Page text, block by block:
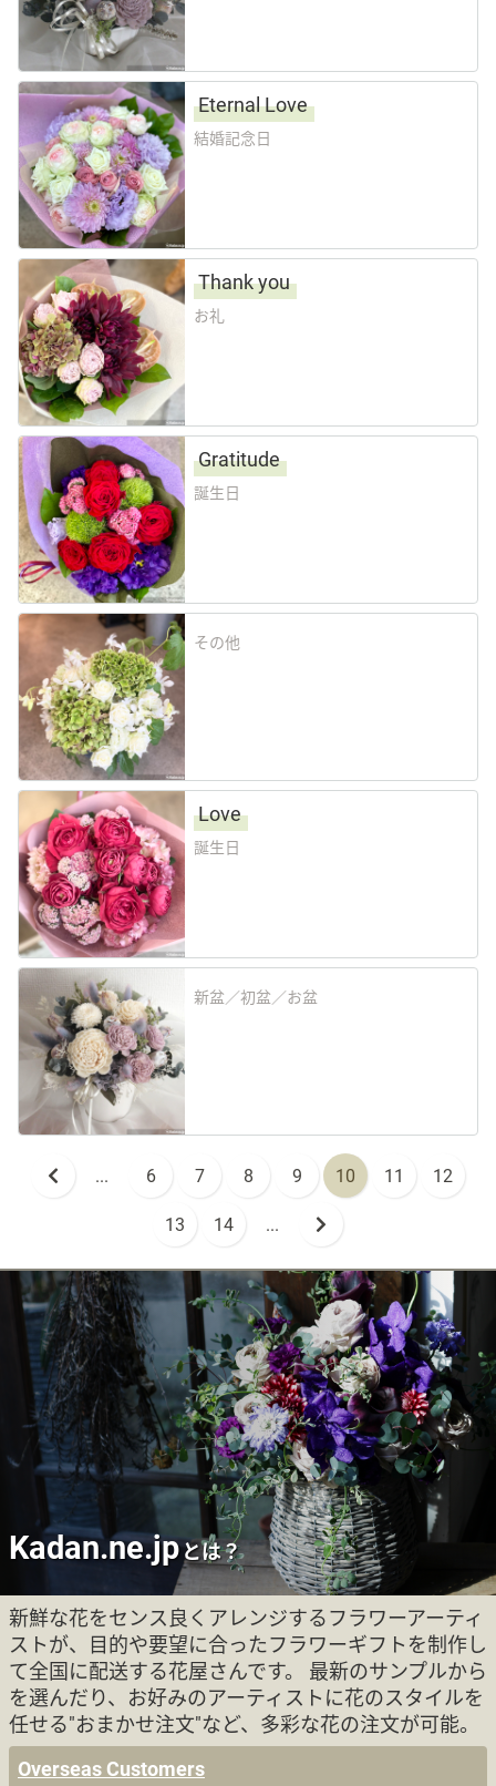
Eternal Love
結婚記念日
Thank you
お礼
Gratitude
誕生日
その他
Love
誕生日
新盆／初盆／お盆
... 6 7 8 9 10 11 12
13 14 ...
Kadan.ne.jpとは？
新鮮な花をセンス良くアレンジするフラワーアーティ
ストが、目的や要望に合ったフラワーギフトを制作し
て全国に配送する花屋さんです。 最新のサンプルから
を選んだり、お好みのアーティストに花のスタイルを
任せる"おまかせ注文"など、多彩な花の注文が可能。
Overseas Customers